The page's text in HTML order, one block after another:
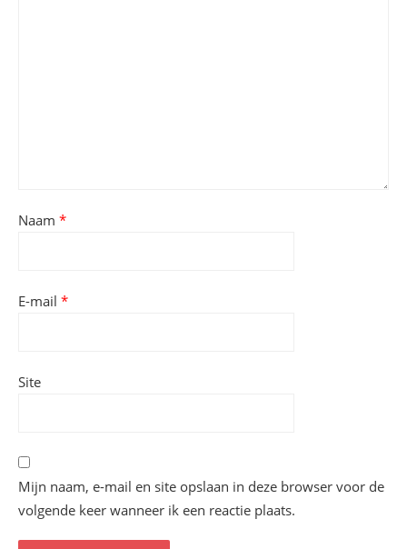
Naam *
E-mail *
Site
Mijn naam, e-mail en site opslaan in deze browser voor de
volgende keer wanneer ik een reactie plaats.